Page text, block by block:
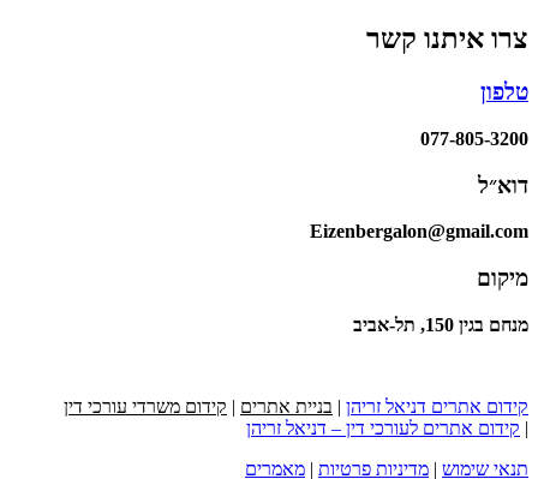
צרו איתנו קשר
טלפון
077-805-3200
דוא״ל
Eizenbergalon@gmail.com
מיקום
מנחם בגין 150, תל-אביב
קידום אתרים דניאל זריהן | בניית אתרים | קידום משרדי עורכי דין
| קידום אתרים לעורכי דין – דניאל זריהן
תנאי שימוש | מדיניות פרטיות | מאמרים